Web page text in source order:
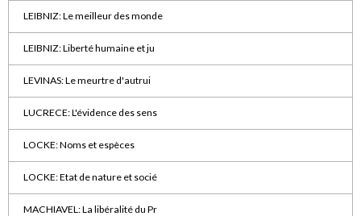
LEIBNIZ: Le meilleur des monde
LEIBNIZ: Liberté humaine et ju
LEVINAS: Le meurtre d'autrui
LUCRECE: L'évidence des sens
LOCKE: Noms et espèces
LOCKE: Etat de nature et socié
MACHIAVEL: La libéralité du Pr